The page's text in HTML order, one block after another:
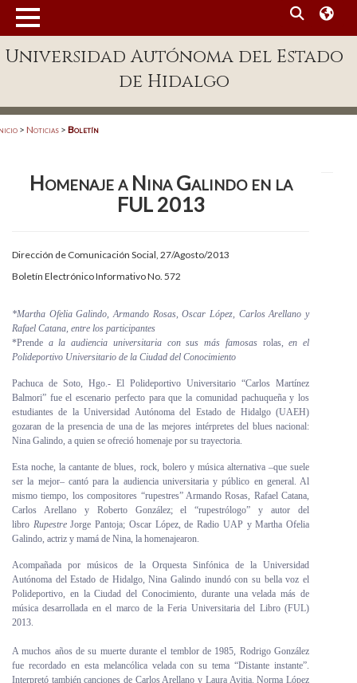
Enlaces
Patronato
Publicaciones en línea
Acreditación Internacional
Alumnado
Aspirantes
Personal
Alumni
Visitantes
Universidad Autónoma del Estado
de Hidalgo
> Noticias > Boletín
Homenaje a Nina Galindo en la
FUL 2013
Dirección de Comunicación Social, 27/Agosto/2013
Boletín Electrónico Informativo No. 572
*Martha Ofelia Galindo, Armando Rosas, Oscar López, Carlos Arellano y
Rafael Catana, entre los participantes
*Prende a la audiencia universitaria con sus más famosas rolas,en el
Polideportivo Universitario de la Ciudad del Conocimiento
Pachuca de Soto, Hgo.- El Polideportivo Universitario “Carlos Martínez
Balmori” fue el escenario perfecto para que la comunidad pachuqueña y los
estudiantes de la Universidad Autónoma del Estado de Hidalgo (UAEH)
gozaran de la presencia de una de las mejores intérpretes del blues nacional:
Nina Galindo, a quien se ofreció homenaje por su trayectoria.
Esta noche, la cantante de blues, rock, bolero y música alternativa –que suele
ser la mejor­– cantó para la audiencia universitaria y público en general. Al
mismo tiempo, los compositores “rupestres” Armando Rosas, Rafael Catana,
Carlos Arellano y Roberto González; el “rupestrólogo” y autor del
libro RupestreJorge Pantoja; Oscar López, de Radio UAP y Martha Ofelia
Galindo, actriz y mamá de Nina, la homenajearon.
Acompañada por músicos de la Orquesta Sinfónica de la Universidad
Autónoma del Estado de Hidalgo, Nina Galindo inundó con su bella voz el
Polideportivo, en la Ciudad del Conocimiento, durante una velada más de
música desarrollada en el marco de la Feria Universitaria del Libro (FUL)
2013.
A muchos años de su muerte durante el temblor de 1985, Rodrigo González
fue recordado en esta melancólica velada con su tema “Distante instante”.
Interpretó también canciones de Carlos Arellano y Laura Avitia. Norma López